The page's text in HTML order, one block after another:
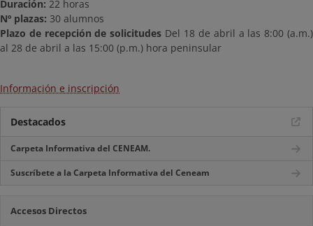
Duración: 22 horas
Nº plazas: 30 alumnos
Plazo de recepción de solicitudes Del 18 de abril a las 8:00 (a.m.)
al 28 de abril a las 15:00 (p.m.) hora peninsular
Información e inscripción
Destacados
Carpeta Informativa del CENEAM.
Suscríbete a la Carpeta Informativa del Ceneam
Accesos Directos